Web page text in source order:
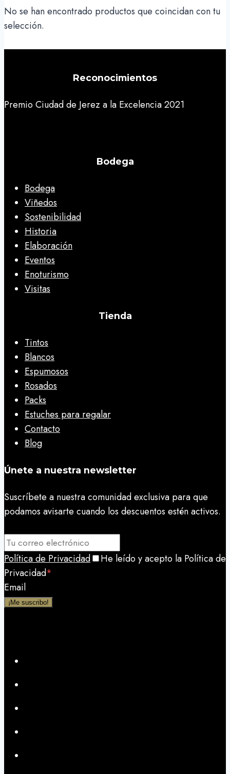
No se han encontrado productos que coincidan con tu
selección.
Reconocimientos
Premio Ciudad de Jerez a la Excelencia 2021
Bodega
Bodega
Viñedos
Sostenibilidad
Historia
Elaboración
Eventos
Enoturismo
Visitas
Tienda
Tintos
Blancos
Espumosos
Rosados
Packs
Estuches para regalar
Contacto
Blog
Únete a nuestra newsletter
Suscríbete a nuestra comunidad exclusiva para que
podamos avisarte cuando los descuentos estén activos.
Política de Privacidad
He leído y acepto la Política de
Privacidad*
Email
¡Me suscribo!